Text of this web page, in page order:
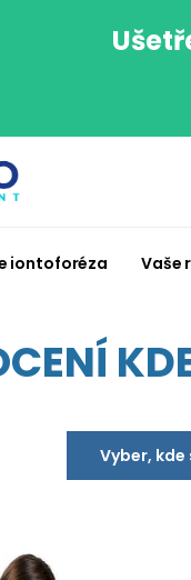
iontoforéza Vaše
Vyber,